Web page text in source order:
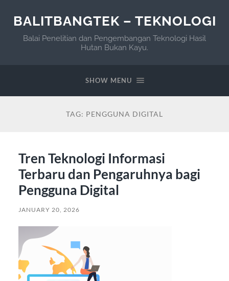
BALITBANGTEK – TEKNOLOGI
Balai Penelitian dan Pengembangan Teknologi Hasil
Hutan Bukan Kayu.
SHOW MENU
TAG: PENGGUNA DIGITAL
Tren Teknologi Informasi
Terbaru dan Pengaruhnya bagi
Pengguna Digital
JANUARY 20, 2026